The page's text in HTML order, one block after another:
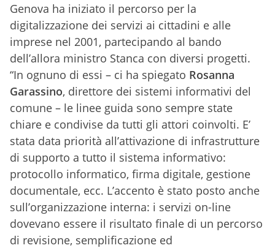
Genova ha iniziato il percorso per la
digitalizzazione dei servizi ai cittadini e alle
imprese nel 2001, partecipando al bando
dell’allora ministro Stanca con diversi progetti.
“In ognuno di essi – ci ha spiegato Rosanna
Garassino, direttore dei sistemi informativi del
comune – le linee guida sono sempre state
chiare e condivise da tutti gli attori coinvolti. E’
stata data priorità all’attivazione di infrastrutture
di supporto a tutto il sistema informativo:
protocollo informatico, firma digitale, gestione
documentale, ecc. L’accento è stato posto anche
sull’organizzazione interna: i servizi on-line
dovevano essere il risultato finale di un percorso
di revisione, semplificazione ed